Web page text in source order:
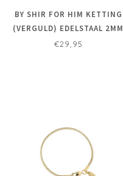
BY SHIR FOR HIM KETTING
(VERGULD) EDELSTAAL 2MM
€29,95